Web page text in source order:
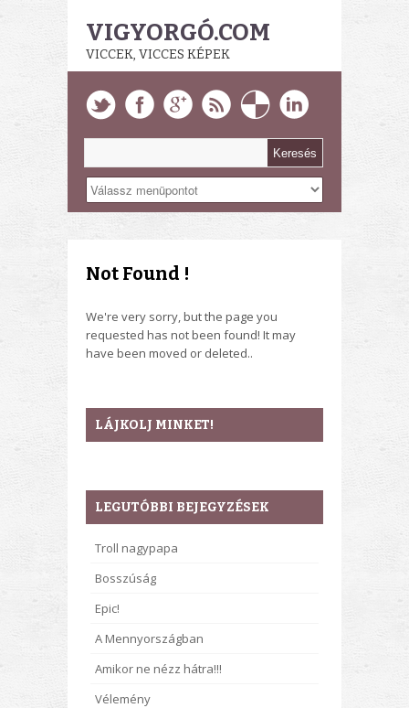
VIGYORGÓ.COM
VICCEK, VICCES KÉPEK
Not Found !
We're very sorry, but the page you
requested has not been found! It may
have been moved or deleted..
LÁJKOLJ MINKET!
LEGUTÓBBI BEJEGYZÉSEK
Troll nagypapa
Bosszúság
Epic!
A Mennyországban
Amikor ne nézz hátra!!!
Vélemény